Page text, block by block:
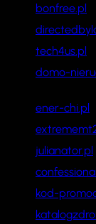
bonfree.pl
tech4us.pl
domo-
ener-chi.pl
julianator.pl
kod-